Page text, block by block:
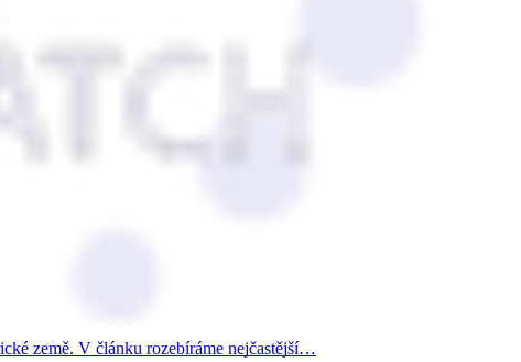
země. V článku rozebíráme nejčastější…